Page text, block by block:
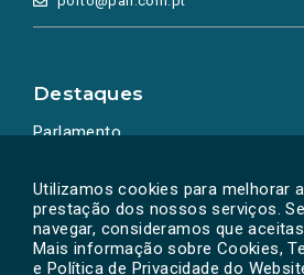
Utilizamos cookies para melhorar
prestação dos nossos serviços.
navegar, consideramos que
Mais informação sobre Cookies,
e Política de Privacidade do
Destaques
Parlamento